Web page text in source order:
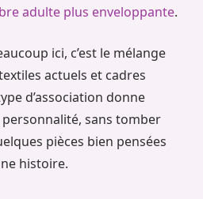
adulte plus enveloppante.
ici, c’est le mélange
actuels et cadres
d’association donne
sans tomber
pièces bien pensées
histoire.